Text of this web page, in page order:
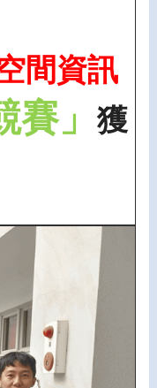
間資訊
」
獲